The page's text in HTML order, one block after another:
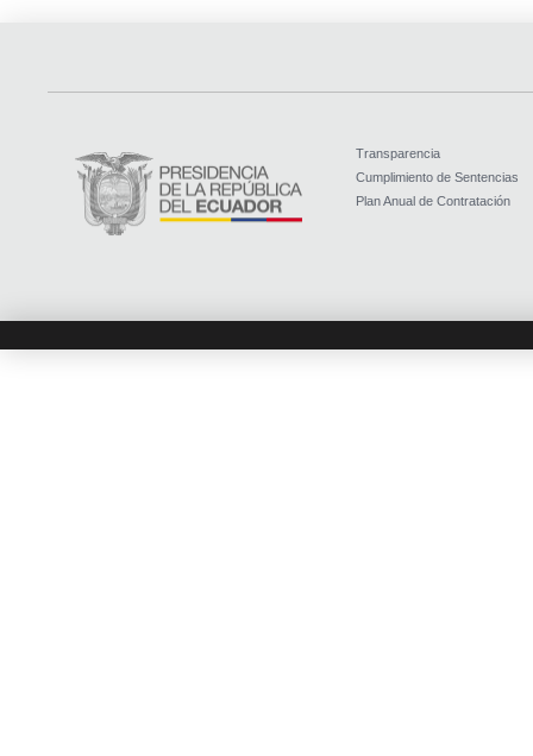
Transparencia
Cumplimiento de Sentencias
Plan Anual de Contratación